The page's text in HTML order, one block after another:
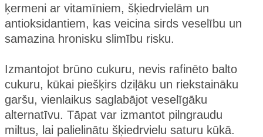
ķermeni ar vitamīniem, šķiedrvielām un
antioksidantiem, kas veicina sirds veselību un
samazina hronisku slimību risku.
Izmantojot brūno cukuru, nevis rafinēto balto
cukuru, kūkai piešķirs dziļāku un riekstaināku
garšu, vienlaikus saglabājot veselīgāku
alternatīvu. Tāpat var izmantot pilngraudu
miltus, lai palielinātu šķiedrvielu saturu kūkā.